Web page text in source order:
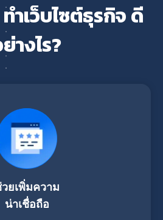
ำเว็บไซต์ธุรกิจ ดี
างไร?
ยเพิ่มความ
น่าเชื่อถือ